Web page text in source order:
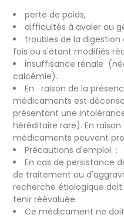
perte de poids,
difficultés à avaler ou
troubles de la
fois ou s'étant modifiés
insuffisance rénale
calcémie).
En raison de la
médicaments est
présentant une
héréditaire rare). En
médicaments peuvent
Précautions d'emploi :
En cas de persistance
de traitement ou
recherche étiologique
tenir réévaluée.
Ce médicament ne